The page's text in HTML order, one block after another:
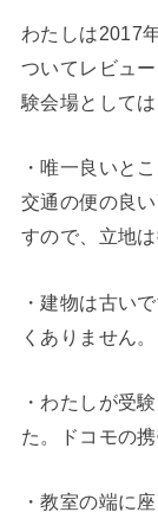
わたしは2017
ついてレビュ
験会場として
・唯一良いと
交通の便の良
すので、立地は
・建物は古い
くありません。
・わたしが受
た。ドコモの
・教室の端に